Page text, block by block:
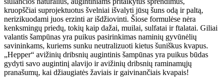
kruopščiai suprojektuotus švelniai išvalyti jūsų šuns odą ir paltą,
nerizikuodami juos erzinti ar išdžiovinti. Šiose formulėse nėra
kenksmingų priedų, tokių kaip dažai, muilai, sulfatai ir ftalatai. Giliai
valantis šampūnas yra puikus pasirinkimas naminių gyvūnėlių
savininkams, kuriems sunku neutralizuoti kietus šuniškus kvapus.
„Hepper“ avižinių dribsnių augintinis šampūnas yra puikus būdas
gydyti savo augintinį alavijo ir avižinių dribsnių raminamųjų
pranašumų, kai džiaugiatės žaviais ir gaivinančiais kvapais!